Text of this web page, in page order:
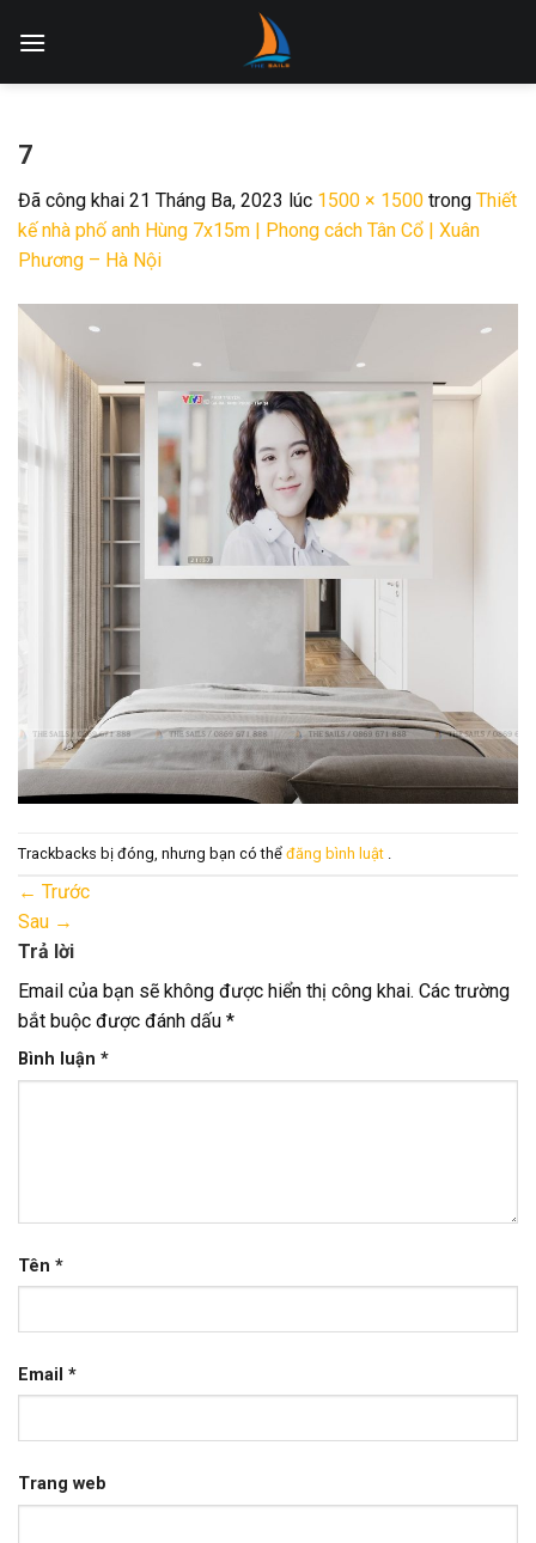
7
Đã công khai 21 Tháng Ba, 2023 lúc 1500 × 1500 trong Thiết
kế nhà phố anh Hùng 7x15m | Phong cách Tân Cổ | Xuân
Phương – Hà Nội
Trackbacks bị đóng, nhưng bạn có thể đăng bình luật
← Trước
Sau →
Trả lời
Email của bạn sẽ không được hiển thị công khai. Các trường
bắt buộc được đánh dấu *
Bình luận *
Tên *
Email *
Trang web